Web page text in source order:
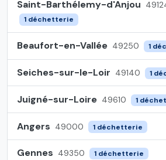
Saint-Barthélemy-d'Anjou
1 déchetterie
Beaufort-en-Vallée 49250 1
Seiches-sur-le-Loir 49140 1
Juigné-sur-Loire 49610 1
Angers 49000 1 déchetterie
Gennes 49350 1 déchetterie